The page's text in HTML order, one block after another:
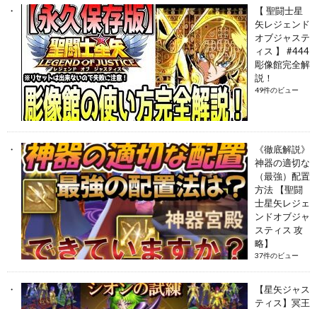
【 聖闘士星
矢レジェンド
オブジャステ
ィス 】 #444
彫像館完全解
説！
49件のビュー
《徹底解説》
神器の適切な
（最強）配置
方法 【聖闘
士星矢レジェ
ンドオブジャ
スティス 攻
略】
37件のビュー
【星矢ジャス
ティス】冥王